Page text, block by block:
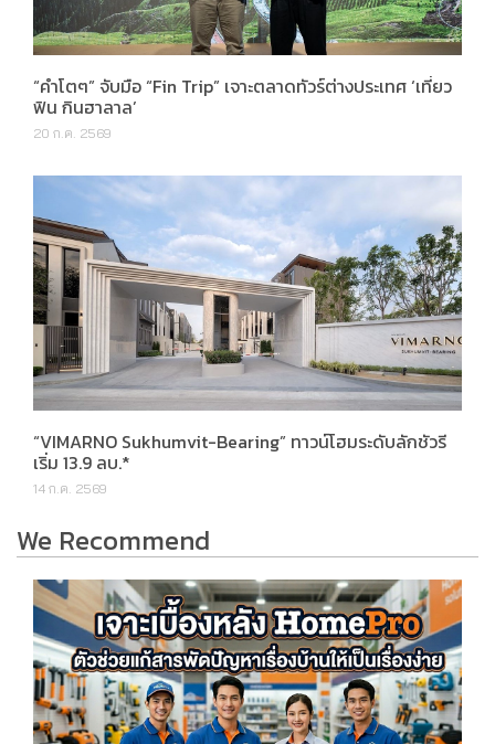
“คำโตๆ” จับมือ “Fin Trip” เจาะตลาดทัวร์ต่างประเทศ ‘เที่ยว
ฟิน กินฮาลาล’
20 ก.ค. 2569
“VIMARNO Sukhumvit-Bearing” ทาวน์โฮมระดับลักชัวรี
เริ่ม 13.9 ลบ.*
14 ก.ค. 2569
We Recommend